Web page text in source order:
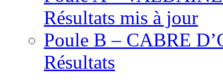
Résultats mis à jour
Poule B – CABRE
Résultats